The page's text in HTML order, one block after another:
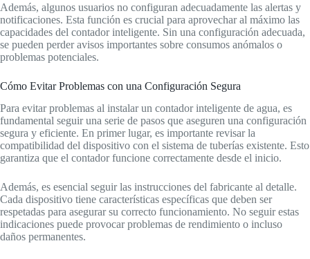
Además, algunos usuarios no configuran adecuadamente las alertas y
notificaciones. Esta función es crucial para aprovechar al máximo las
capacidades del contador inteligente. Sin una configuración adecuada,
se pueden perder avisos importantes sobre consumos anómalos o
problemas potenciales.
Cómo Evitar Problemas con una Configuración Segura
Para evitar problemas al instalar un contador inteligente de agua, es
fundamental seguir una serie de pasos que aseguren una configuración
segura y eficiente. En primer lugar, es importante revisar la
compatibilidad del dispositivo con el sistema de tuberías existente. Esto
garantiza que el contador funcione correctamente desde el inicio.
Además, es esencial seguir las instrucciones del fabricante al detalle.
Cada dispositivo tiene características específicas que deben ser
respetadas para asegurar su correcto funcionamiento. No seguir estas
indicaciones puede provocar problemas de rendimiento o incluso
daños permanentes.